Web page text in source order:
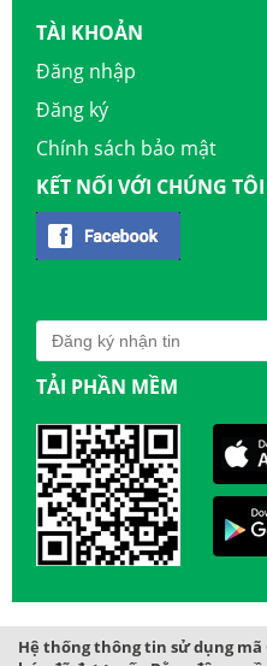
TÀI KHOẢN
Đăng nhập
Đăng ký
Chính sách bảo mật
KẾT NỐI VỚI CHÚNG TÔI
TẢI PHẦN MỀM
Hệ thống thông tin sử dụng